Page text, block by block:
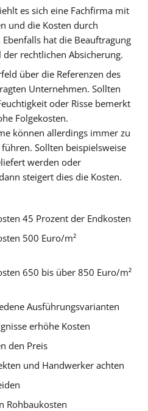
es sich eine Fachfirma mit
und die Kosten durch
hat die Beauftragung
rechtlichen Absicherung.
über die Referenzen des
Unternehmen. Sollten
oder Risse bemerkt
Folgekosten.
können allerdings immer zu
Sollten beispielsweise
werden oder
steigert dies die Kosten.
45 Prozent der Endkosten
500 Euro/m²
650 bis über 850 Euro/m²
Ausführungsvarianten
erhöhe Kosten
den Preis
und Handwerker achten
Rohbaukosten